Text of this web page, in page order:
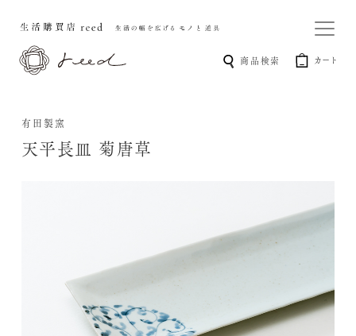
商品検索 カート
有田製窯
天平長皿 菊唐草